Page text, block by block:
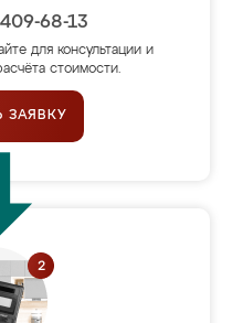
68-13
для консультации и
стоимости.
ЗАЯВКУ